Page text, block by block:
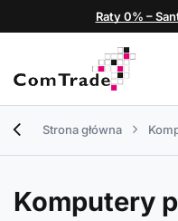
Raty 0% –
Strona główna
Komputery